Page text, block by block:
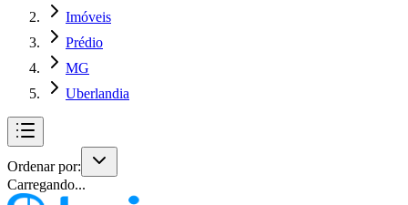
Imóveis
Prédio
MG
Uberlandia
Ordenar por:
Carregando...